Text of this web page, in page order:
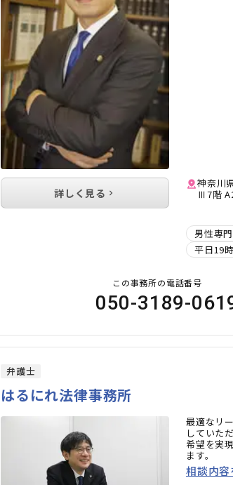
神奈川
Ⅲ7階
男性専
平日19
詳しく見る
この事務所の電話番号
050-3189-
弁護士
はるにれ法律事務所
最適なリ
していた
希望を実
ます。
相談内容